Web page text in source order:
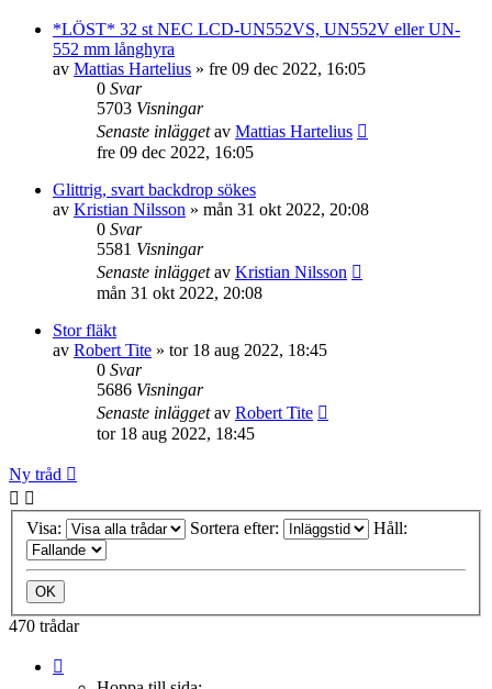
*LÖST* 32 st NEC LCD-UN552VS, UN552V eller UN-
552 mm långhyra
av Mattias Hartelius » fre 09 dec 2022, 16:05
0 Svar
5703 Visningar
Senaste inläggetav Mattias Hartelius
fre 09 dec 2022, 16:05
Glittrig, svart backdrop sökes
av Kristian Nilsson » mån 31 okt 2022, 20:08
0 Svar
5581 Visningar
Senaste inläggetav Kristian Nilsson
mån 31 okt 2022, 20:08
Stor fläkt
av Robert Tite » tor 18 aug 2022, 18:45
0 Svar
5686 Visningar
Senaste inläggetav Robert Tite
tor 18 aug 2022, 18:45
Ny tråd
Visa: Sortera efter: Håll:
470 trådar